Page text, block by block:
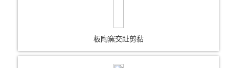
板陶窯交趾剪黏